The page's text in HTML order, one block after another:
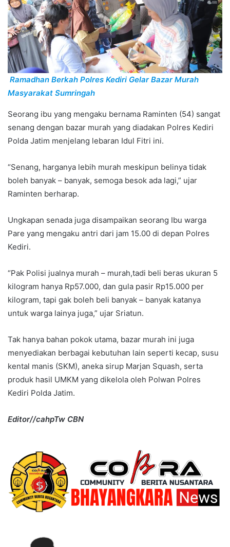
Ramadhan Berkah Polres Kediri Gelar Bazar Murah
Masyarakat Sumringah
Seorang ibu yang mengaku bernama Raminten (54) sangat
senang dengan bazar murah yang diadakan Polres Kediri
Polda Jatim menjelang lebaran Idul Fitri ini.
“Senang, harganya lebih murah meskipun belinya tidak
boleh banyak – banyak, semoga besok ada lagi,” ujar
Raminten berharap.
Ungkapan senada juga disampaikan seorang Ibu warga
Pare yang mengaku antri dari jam 15.00 di depan Polres
Kediri.
“Pak Polisi jualnya murah – murah,tadi beli beras ukuran 5
kilogram hanya Rp57.000, dan gula pasir Rp15.000 per
kilogram, tapi gak boleh beli banyak – banyak katanya
untuk warga lainya juga,” ujar Sriatun.
Tak hanya bahan pokok utama, bazar murah ini juga
menyediakan berbagai kebutuhan lain seperti kecap, susu
kental manis (SKM), aneka sirup Marjan Squash, serta
produk hasil UMKM yang dikelola oleh Polwan Polres
Kediri Polda Jatim.
Editor//cahpTw CBN